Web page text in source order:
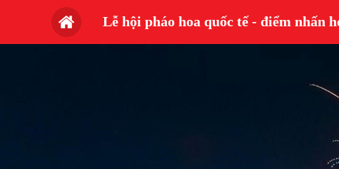
Lễ hội pháo hoa quốc tế - điểm nhấn